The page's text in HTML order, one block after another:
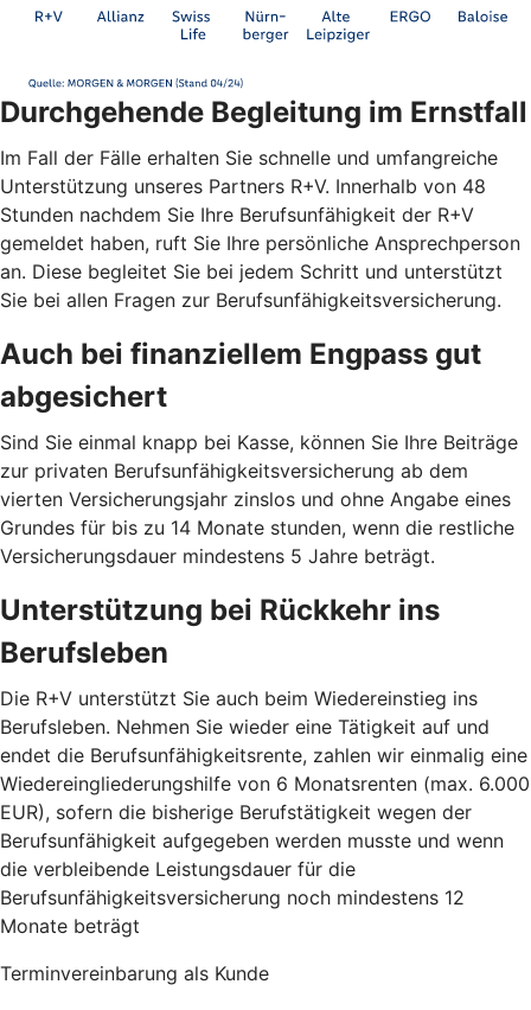
Durchgehende Begleitung im Ernstfall
Im Fall der Fälle erhalten Sie schnelle und umfangreiche
Unterstützung unseres Partners R+V. Innerhalb von 48
Stunden nachdem Sie Ihre Berufsunfähigkeit der R+V
gemeldet haben, ruft Sie Ihre persönliche Ansprechperson
an. Diese begleitet Sie bei jedem Schritt und unterstützt
Sie bei allen Fragen zur Berufsunfähigkeitsversicherung.
Auch bei finanziellem Engpass gut
abgesichert
Sind Sie einmal knapp bei Kasse, können Sie Ihre Beiträge
zur privaten Berufsunfähigkeitsversicherung ab dem
vierten Versicherungsjahr zinslos und ohne Angabe eines
Grundes für bis zu 14 Monate stunden, wenn die restliche
Versicherungsdauer mindestens 5 Jahre beträgt.
Unterstützung bei Rückkehr ins
Berufsleben
Die R+V unterstützt Sie auch beim Wiedereinstieg ins
Berufsleben. Nehmen Sie wieder eine Tätigkeit auf und
endet die Berufsunfähigkeitsrente, zahlen wir einmalig eine
Wiedereingliederungshilfe von 6 Monatsrenten (max. 6.000
EUR), sofern die bisherige Berufstätigkeit wegen der
Berufsunfähigkeit aufgegeben werden musste und wenn
die verbleibende Leistungsdauer für die
Berufsunfähigkeitsversicherung noch mindestens 12
Monate beträgt
Terminvereinbarung als Kunde